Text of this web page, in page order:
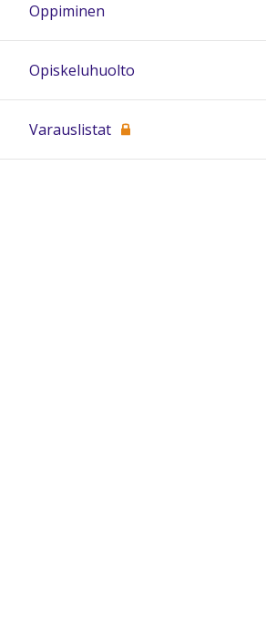
Oppiminen
Opiskeluhuolto
Varauslistat